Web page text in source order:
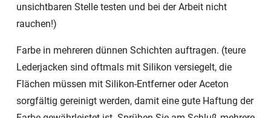
unsichtbaren Stelle testen und bei der Arbeit nicht
rauchen!)
Farbe in mehreren dünnen Schichten auftragen. (teure
Lederjacken sind oftmals mit Silikon versiegelt, die
Flächen müssen mit Silikon-Entferner oder Aceton
sorgfältig gereinigt werden, damit eine gute Haftung der